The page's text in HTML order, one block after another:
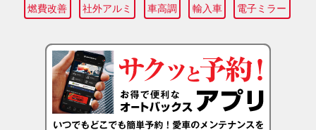
燃費改善 社外アルミ 車高調 輸入車 電子ミラー